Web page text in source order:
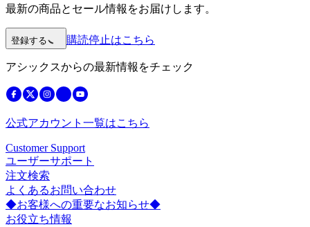
最新の商品とセール情報をお届けします。
登録する 購読停止はこちら
アシックスからの最新情報をチェック
公式アカウント一覧はこちら
Customer Support
ユーザーサポート
注文検索
よくあるお問い合わせ
◆お客様への重要なお知らせ◆
お役立ち情報